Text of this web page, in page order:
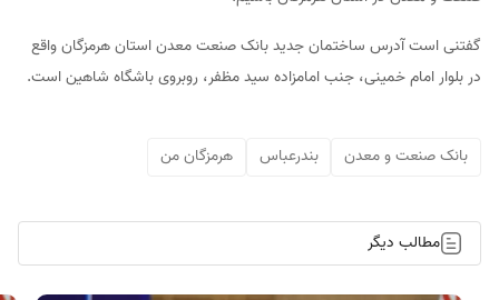
گفتنی است آدرس ساختمان جدید بانک صنعت معدن استان هرمزگان واقع
در بلوار امام خمینی، جنب امامزاده سید مظفر، روبروی باشگاه شاهین است.
بانک صنعت و معدن بندرعباس هرمزگان من
مطالب دیگر